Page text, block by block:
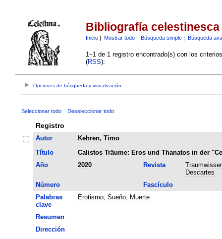
Bibliografía celestinesca
Inicio| Mostrar todo| Búsqueda simple| Búsqueda
1–1 de 1 registro encontrado(s) con los
(RSS):
Opciones de búsqueda y visualización
Seleccionar todo Deseleccionar todo
Registro
Autor
Kehren, Timo
Título
Calistos Träume: Eros und Thanatos in der
Año
2020 Revista
Descartes
Número
Fascículo
Palabras
clave
Erotismo; Sueño; Muerte
Resumen
Dirección